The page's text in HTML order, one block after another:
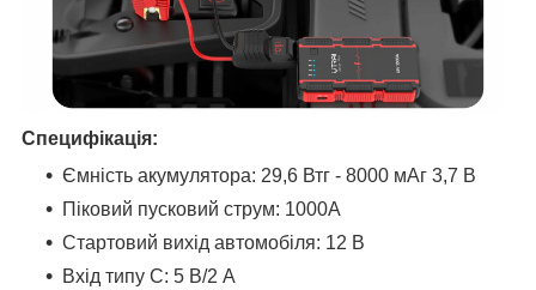
Специфікація:
Ємність акумулятора: 29,6 Втг - 8000 мАг 3,7 В
Піковий пусковий струм: 1000А
Стартовий вихід автомобіля: 12 В
Вхід типу C: 5 В/2 А